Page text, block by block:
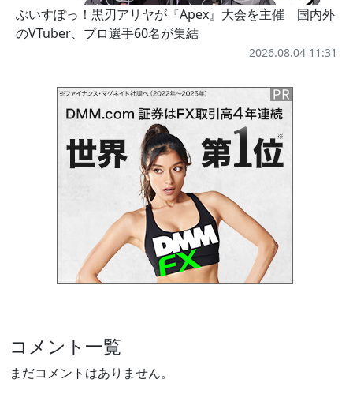
ぶいすぽっ！黒刃アリヤが『Apex』大会を主催 国内外
のVTuber、プロ選手60名が集結
2026.08.04 11:31
コメント一覧
まだコメントはありません。